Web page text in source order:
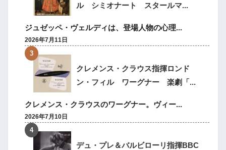
ル シミオナート スタールマ...
ジュゼッペ・ヴェルディは、登場人物の心理...
2026年7月11日
クレメンス・クラウス指揮ロンド
ン・フィル ワーグナー 楽劇「...
クレメンス・クラウスのワーグナー。ヴィー...
2026年7月10日
デュ・プレ＆バルビローリ指揮BBC